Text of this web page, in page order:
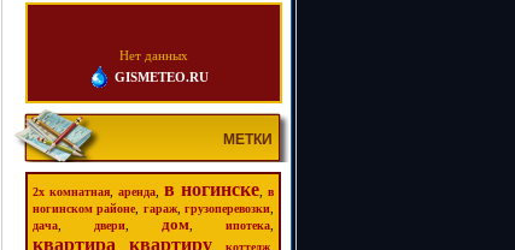
Нет данных
GISMETEO.RU
МЕТКИ
2х комнатная аренда в ногинске
в
ногинском районе
гараж,грузоперевозки
дача двери дом ипотека
квартира квартиру коттедж